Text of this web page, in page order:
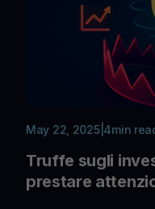
May 22, 2025| 4min
Truffe sugli
prestare